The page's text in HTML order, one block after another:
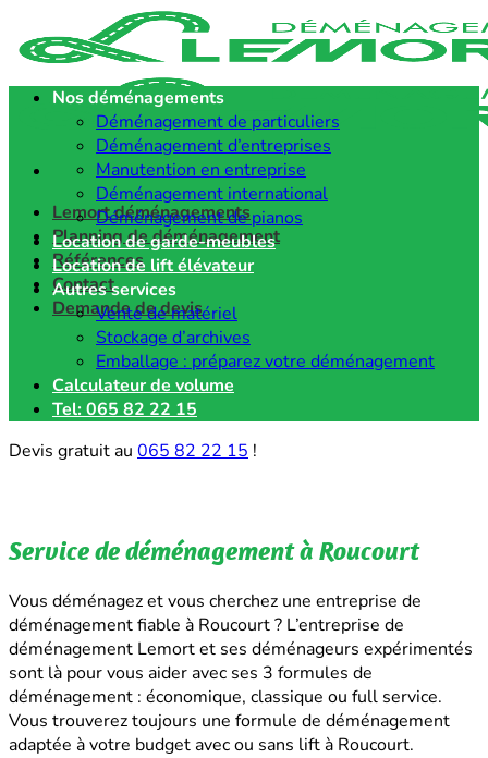
au
contenu
Lemort déménagements
Planning de déménagement
Références
Contact
Demande de devis
Nos déménagements
Déménagement de particuliers
Déménagement d’entreprises
Manutention en entreprise
Déménagement international
Déménagement de pianos
Location de garde-meubles
Location de lift élévateur
Autres services
Vente de matériel
Stockage d’archives
Emballage : préparez votre déménagement
Calculateur de volume
Tel: 065 82 22 15
Devis gratuit au 065 82 22 15 !
Service de déménagement à Roucourt
Vous déménagez et vous cherchez une entreprise de
déménagement fiable à Roucourt ? L’entreprise de
déménagement Lemort et ses déménageurs expérimentés
sont là pour vous aider avec ses 3 formules de
déménagement : économique, classique ou full service.
Vous trouverez toujours une formule de déménagement
adaptée à votre budget avec ou sans lift à Roucourt.